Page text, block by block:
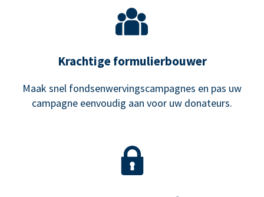
Krachtige formulierbouwer
Maak snel fondsenwervingscampagnes en pas uw
campagne eenvoudig aan voor uw donateurs.